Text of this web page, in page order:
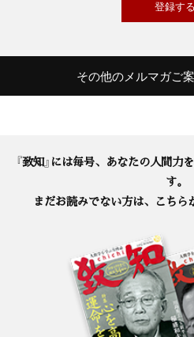
その他のメルマガご
『致知』には毎号、あなたの人間力
す。
まだお読みでない方は、こちら